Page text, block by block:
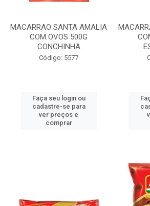
MACARRAO SANTA AMALIA
COM OVOS 500G
CONCHINHA
Código: 5577
Faça seu login ou
cadastre-se para
ver preços e
comprar